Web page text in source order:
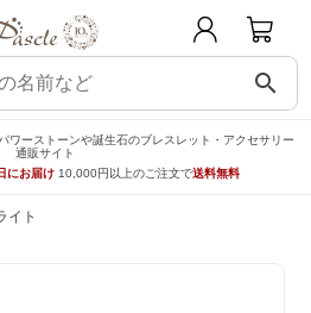
search
ワーストーンや誕生石のブレスレット・アクセサリー
通販サイト
にお届け 10,000円以上のご注文で送料無料
イト